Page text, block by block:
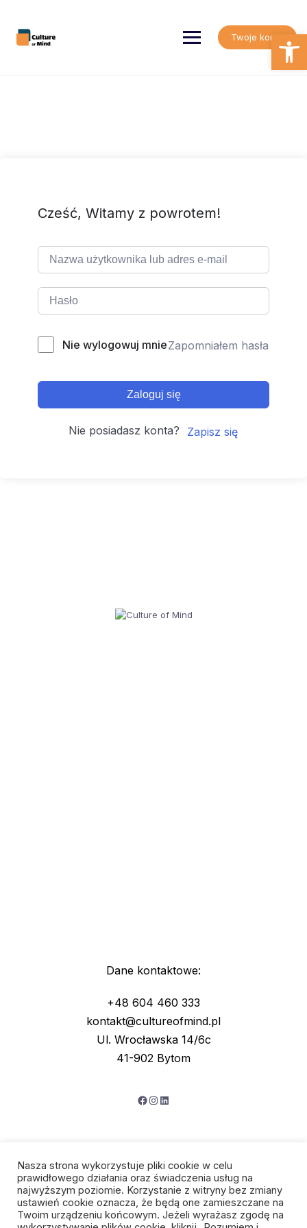
content
Twoje konto
Cześć, Witamy z powrotem!
Nie wylogowuj mnieZapomniałem hasła
Zaloguj się
Nie posiadasz konta? Zapisz się
Dane kontaktowe:
+48 604 460 333
kontakt@cultureofmind.pl
Ul. Wrocławska 14/6c
41-902 Bytom
Facebook
Instagram
LinkedIn
Nasza strona wykorzystuje pliki cookie w celu
prawidłowego działania oraz świadczenia usług na
najwyższym poziomie. Korzystanie z witryny bez zmiany
ustawień cookie oznacza, że będą one zamieszczane na
Twoim urządzeniu końcowym. Jeżeli wyrażasz zgodę na